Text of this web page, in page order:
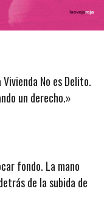
No es Delito.
un derecho.»
fondo. La mano
de la subida de